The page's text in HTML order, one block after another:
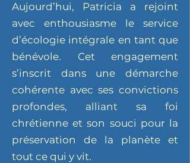
Aujourd’hui, Patricia a rejoint
avec enthousiasme le service
d’écologie intégrale en tant que
bénévole. Cet engagement
s’inscrit dans une démarche
cohérente avec ses convictions
profondes, alliant sa foi
chrétienne et son souci pour la
préservation de la planète et
tout ce qui y vit.